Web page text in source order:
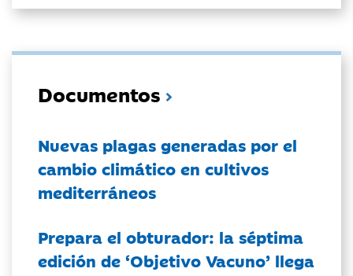
Documentos
Nuevas plagas generadas por el
cambio climático en cultivos
mediterráneos
Prepara el obturador: la séptima
edición de ‘Objetivo Vacuno’ llega